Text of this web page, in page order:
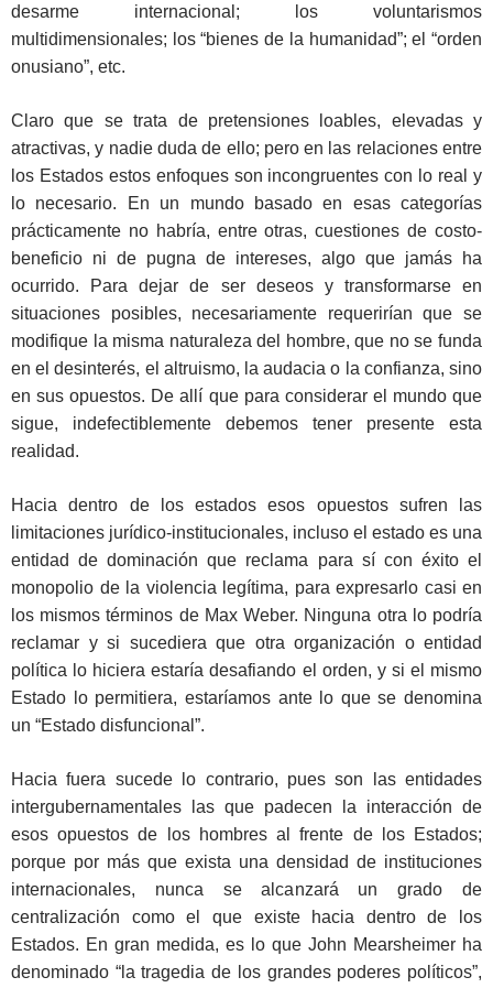
desarme internacional; los voluntarismos
multidimensionales; los “bienes de la humanidad”; el “orden
onusiano”, etc.
Claro que se trata de pretensiones loables, elevadas y
atractivas, y nadie duda de ello; pero en las relaciones entre
los Estados estos enfoques son incongruentes con lo real y
lo necesario. En un mundo basado en esas categorías
prácticamente no habría, entre otras, cuestiones de costo-
beneficio ni de pugna de intereses, algo que jamás ha
ocurrido. Para dejar de ser deseos y transformarse en
situaciones posibles, necesariamente requerirían que se
modifique la misma naturaleza del hombre, que no se funda
en el desinterés, el altruismo, la audacia o la confianza, sino
en sus opuestos. De allí que para considerar el mundo que
sigue, indefectiblemente debemos tener presente esta
realidad.
Hacia dentro de los estados esos opuestos sufren las
limitaciones jurídico-institucionales, incluso el estado es una
entidad de dominación que reclama para sí con éxito el
monopolio de la violencia legítima, para expresarlo casi en
los mismos términos de Max Weber. Ninguna otra lo podría
reclamar y si sucediera que otra organización o entidad
política lo hiciera estaría desafiando el orden, y si el mismo
Estado lo permitiera, estaríamos ante lo que se denomina
un “Estado disfuncional”.
Hacia fuera sucede lo contrario, pues son las entidades
intergubernamentales las que padecen la interacción de
esos opuestos de los hombres al frente de los Estados;
porque por más que exista una densidad de instituciones
internacionales, nunca se alcanzará un grado de
centralización como el que existe hacia dentro de los
Estados. En gran medida, es lo que John Mearsheimer ha
denominado “la tragedia de los grandes poderes políticos”,